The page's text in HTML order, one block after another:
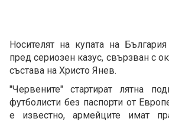
Носителят на купата на
пред сериозен казус, свързван с
състава на Христо Янев.
"Червените" стартират лятна
футболисти без паспорти от
е известно, армейците имат